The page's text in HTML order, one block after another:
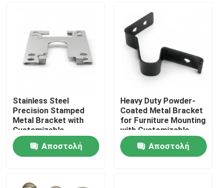
Σπίτι
Προϊόντα
Βίντεο
Stainless Steel
Precision Stamped
Metal Bracket with
Customizable
Dimensions for
Hardware Connector
Αποστολή
Heavy Duty Powder-
Coated Metal Bracket
for Furniture Mounting
with Customizable
Options
Αποστολή